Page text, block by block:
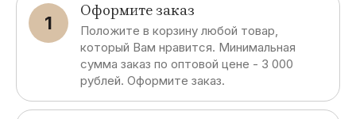
1
Оформите заказ
Положите в корзину любой товар,
который Вам нравится. Минимальная
сумма заказ по оптовой цене - 3 000
рублей. Оформите заказ.